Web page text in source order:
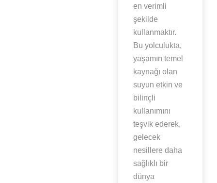
en verimli
şekilde
kullanmaktır.
Bu yolculukta,
yaşamın temel
kaynağı olan
suyun etkin ve
bilinçli
kullanımını
teşvik ederek,
gelecek
nesillere daha
sağlıklı bir
dünya